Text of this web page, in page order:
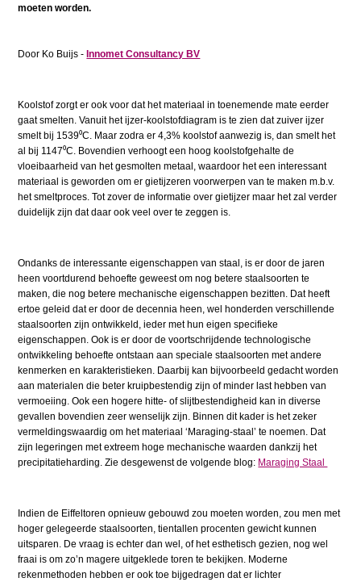
moeten worden.
Door Ko Buijs - Innomet Consultancy BV
Koolstof zorgt er ook voor dat het materiaal in toenemende mate eerder
gaat smelten. Vanuit het ijzer-koolstofdiagram is te zien dat zuiver ijzer
smelt bij 1539⁰C. Maar zodra er 4,3% koolstof aanwezig is, dan smelt het
al bij 1147⁰C. Bovendien verhoogt een hoog koolstofgehalte de
vloeibaarheid van het gesmolten metaal, waardoor het een interessant
materiaal is geworden om er gietijzeren voorwerpen van te maken m.b.v.
het smeltproces. Tot zover de informatie over gietijzer maar het zal verder
duidelijk zijn dat daar ook veel over te zeggen is.
Ondanks de interessante eigenschappen van staal, is er door de jaren
heen voortdurend behoefte geweest om nog betere staalsoorten te
maken, die nog betere mechanische eigenschappen bezitten. Dat heeft
ertoe geleid dat er door de decennia heen, wel honderden verschillende
staalsoorten zijn ontwikkeld, ieder met hun eigen specifieke
eigenschappen. Ook is er door de voortschrijdende technologische
ontwikkeling behoefte ontstaan aan speciale staalsoorten met andere
kenmerken en karakteristieken. Daarbij kan bijvoorbeeld gedacht worden
aan materialen die beter kruipbestendig zijn of minder last hebben van
vermoeiing. Ook een hogere hitte- of slijtbestendigheid kan in diverse
gevallen bovendien zeer wenselijk zijn. Binnen dit kader is het zeker
vermeldingswaardig om het materiaal ‘Maraging-staal’ te noemen. Dat
zijn legeringen met extreem hoge mechanische waarden dankzij het
precipitatieharding. Zie desgewenst de volgende blog: Maraging Staal
Indien de Eiffeltoren opnieuw gebouwd zou moeten worden, zou men met
hoger gelegeerde staalsoorten, tientallen procenten gewicht kunnen
uitsparen. De vraag is echter dan wel, of het esthetisch gezien, nog wel
fraai is om zo’n magere uitgeklede toren te bekijken. Moderne
rekenmethoden hebben er ook toe bijgedragen dat er lichter